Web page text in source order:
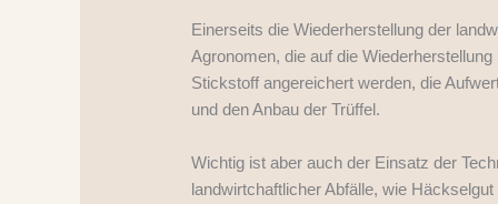
Einerseits die Wiederherstellung der
Agronomen, die auf die
Stickstoff angereichert werden, die
und den Anbau der Trüffel.
Wichtig ist aber auch der Einsatz der
landwirtchaftlicher Abfälle, wie